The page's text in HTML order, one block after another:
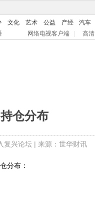
文化 艺术 公益 产经 汽车
网络电视客户端 高清
仓分布
复兴论坛| 来源：世华财讯
分布：